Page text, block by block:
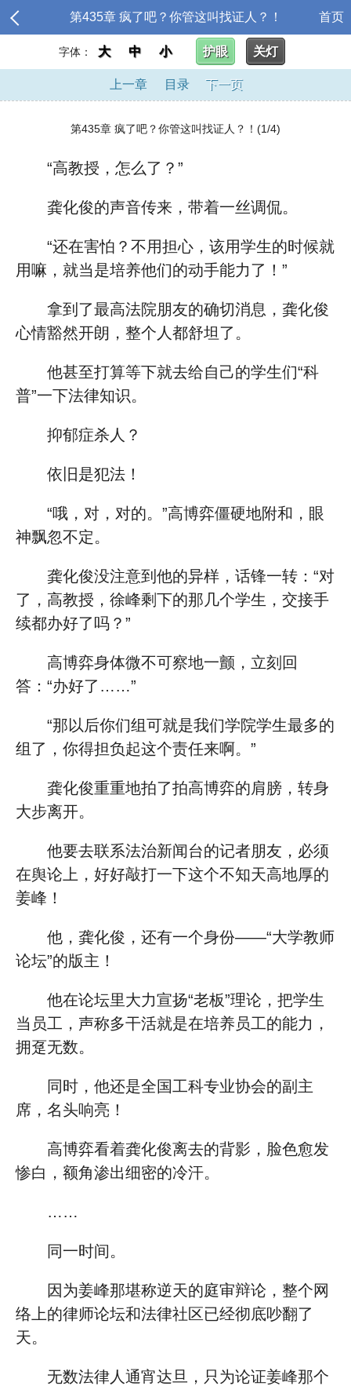
第435章 疯了吧？你管这叫找证人？！ 首页
字体： 大 中 小 护眼 关灯
上一章 目录 下一页
第435章 疯了吧？你管这叫找证人？！(1/4)
“高教授，怎么了？”
龚化俊的声音传来，带着一丝调侃。
“还在害怕？不用担心，该用学生的时候就
用嘛，就当是培养他们的动手能力了！”
拿到了最高法院朋友的确切消息，龚化俊
心情豁然开朗，整个人都舒坦了。
他甚至打算等下就去给自己的学生们“科
普”一下法律知识。
抑郁症杀人？
依旧是犯法！
“哦，对，对的。”高博弈僵硬地附和，眼
神飘忽不定。
龚化俊没注意到他的异样，话锋一转：“对
了，高教授，徐峰剩下的那几个学生，交接手
续都办好了吗？”
高博弈身体微不可察地一颤，立刻回
答：“办好了……”
“那以后你们组可就是我们学院学生最多的
组了，你得担负起这个责任来啊。”
龚化俊重重地拍了拍高博弈的肩膀，转身
大步离开。
他要去联系法治新闻台的记者朋友，必须
在舆论上，好好敲打一下这个不知天高地厚的
姜峰！
他，龚化俊，还有一个身份——“大学教师
论坛”的版主！
他在论坛里大力宣扬“老板”理论，把学生
当员工，声称多干活就是在培养员工的能力，
拥趸无数。
同时，他还是全国工科专业协会的副主
席，名头响亮！
高博弈看着龚化俊离去的背影，脸色愈发
惨白，额角渗出细密的冷汗。
……
同一时间。
因为姜峰那堪称逆天的庭审辩论，整个网
络上的律师论坛和法律社区已经彻底吵翻了
天。
无数法律人通宵达旦，只为论证姜峰那个